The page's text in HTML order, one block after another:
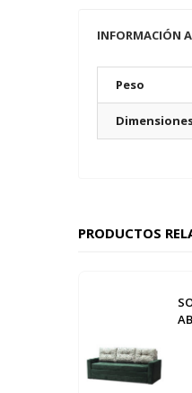
INFORMACIÓN
Peso
PRODUCTOS